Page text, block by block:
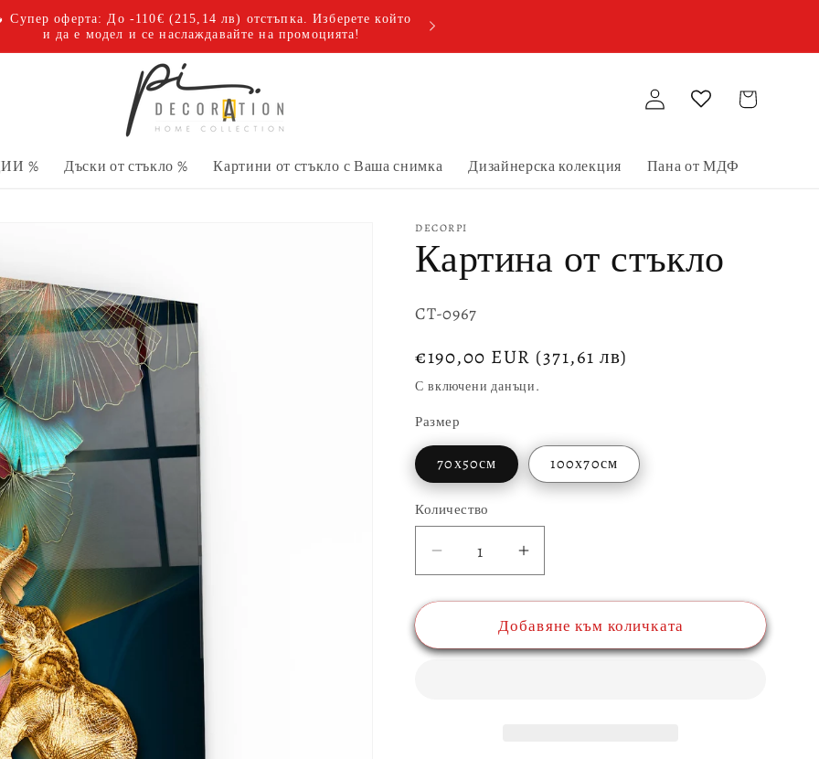
Супер оферта: До -110€ (215,14 лв) отстъпка. Изберете който
и да е модел и се наслаждавайте на промоцията!
% Дъски от стъкло % Картини от стъкло с Ваша снимка Дизайнерска колекция Пана от МДФ
Влизане Количка
DECORPI
Картина от стъкло
SKU:
CT-0967
Обичайна
цена
€190,00 EUR (371,61 лв)
С включени данъци.
Размер
70х50см 100х70см
Количество
Количество
Намаляване
на
количеството
Картина
Увеличаване
на
количеството
за
Картина
Добавяне към количката